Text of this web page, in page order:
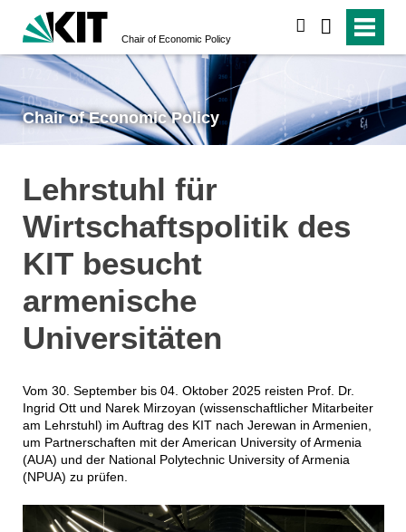
Chair of Economic Policy
Chair of Economic Policy
Lehrstuhl für
Wirtschaftspolitik des
KIT besucht
armenische
Universitäten
Vom 30. September bis 04. Oktober 2025 reisten Prof. Dr.
Ingrid Ott und Narek Mirzoyan (wissenschaftlicher Mitarbeiter
am Lehrstuhl) im Auftrag des KIT nach Jerewan in Armenien,
um Partnerschaften mit der American University of Armenia
(AUA) und der National Polytechnic University of Armenia
(NPUA) zu prüfen.